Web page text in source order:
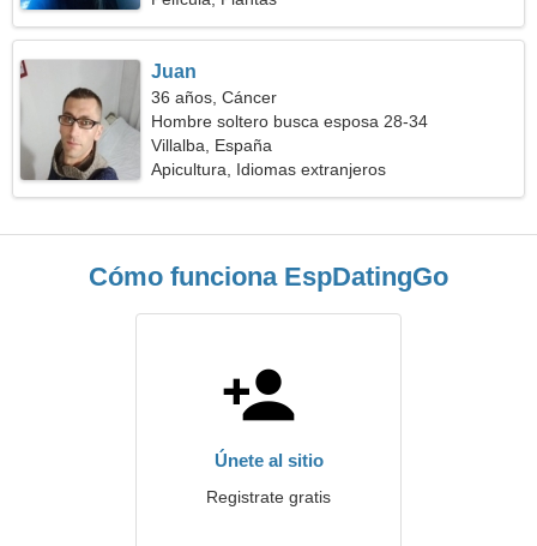
Juan
36 años, Cáncer
Hombre soltero busca esposa 28-34
Villalba, España
Apicultura, Idiomas extranjeros
Cómo funciona EspDatingGo
Únete al sitio
Registrate gratis